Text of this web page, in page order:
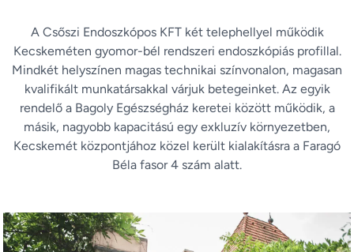
A Csőszi Endoszkópos KFT két telephellyel működik
Kecskeméten gyomor-bél rendszeri endoszkópiás profillal.
Mindkét helyszínen magas technikai színvonalon, magasan
kvalifikált munkatársakkal várjuk betegeinket. Az egyik
rendelő a Bagoly Egészségház keretei között működik, a
másik, nagyobb kapacitású egy exkluzív környezetben,
Kecskemét központjához közel került kialakításra a Faragó
Béla fasor 4 szám alatt.